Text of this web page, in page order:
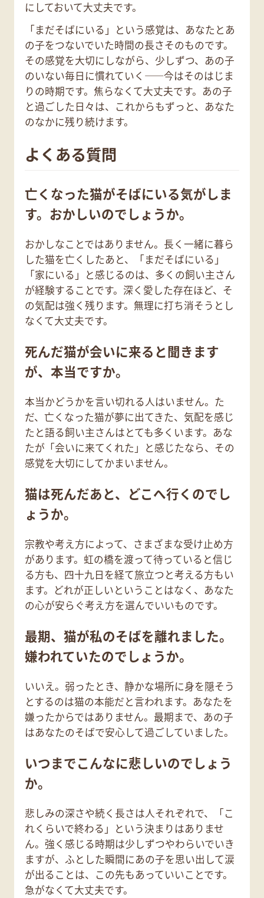
にしておいて大丈夫です。
「まだそばにいる」という感覚は、あなたとあ
の子をつないでいた時間の長さそのものです。
その感覚を大切にしながら、少しずつ、あの子
のいない毎日に慣れていく——今はそのはじま
りの時期です。焦らなくて大丈夫です。あの子
と過ごした日々は、これからもずっと、あなた
のなかに残り続けます。
よくある質問
亡くなった猫がそばにいる気がしま
す。おかしいのでしょうか。
おかしなことではありません。長く一緒に暮ら
した猫を亡くしたあと、「まだそばにいる」
「家にいる」と感じるのは、多くの飼い主さん
が経験することです。深く愛した存在ほど、そ
の気配は強く残ります。無理に打ち消そうとし
なくて大丈夫です。
死んだ猫が会いに来ると聞きます
が、本当ですか。
本当かどうかを言い切れる人はいません。た
だ、亡くなった猫が夢に出てきた、気配を感じ
たと語る飼い主さんはとても多くいます。あな
たが「会いに来てくれた」と感じたなら、その
感覚を大切にしてかまいません。
猫は死んだあと、どこへ行くのでし
ょうか。
宗教や考え方によって、さまざまな受け止め方
があります。虹の橋を渡って待っていると信じ
る方も、四十九日を経て旅立つと考える方もい
ます。どれが正しいということはなく、あなた
の心が安らぐ考え方を選んでいいものです。
最期、猫が私のそばを離れました。
嫌われていたのでしょうか。
いいえ。弱ったとき、静かな場所に身を隠そう
とするのは猫の本能だと言われます。あなたを
嫌ったからではありません。最期まで、あの子
はあなたのそばで安心して過ごしていました。
いつまでこんなに悲しいのでしょう
か。
悲しみの深さや続く長さは人それぞれで、「こ
れくらいで終わる」という決まりはありませ
ん。強く感じる時期は少しずつやわらいでいき
ますが、ふとした瞬間にあの子を思い出して涙
が出ることは、この先もあっていいことです。
急がなくて大丈夫です。